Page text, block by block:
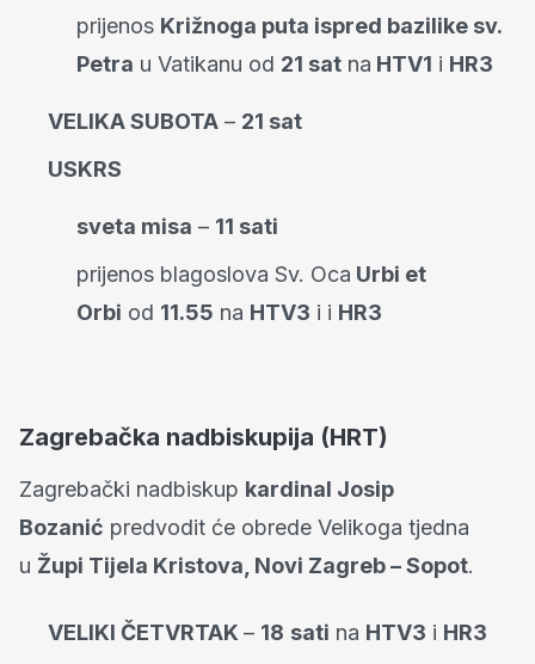
prijenos Križnoga puta ispred bazilike sv.
Petra u Vatikanu od 21 sat na HTV1 i HR3
VELIKA SUBOTA – 21 sat
USKRS
sveta misa – 11 sati
prijenos blagoslova Sv. Oca Urbi et
Orbi od 11.55 na HTV3 i i HR3
Zagrebačka nadbiskupija (HRT)
Zagrebački nadbiskup kardinal Josip
Bozanić predvodit će obrede Velikoga tjedna
u Župi Tijela Kristova, Novi Zagreb – Sopot.
VELIKI ČETVRTAK – 18 sati na HTV3 i HR3